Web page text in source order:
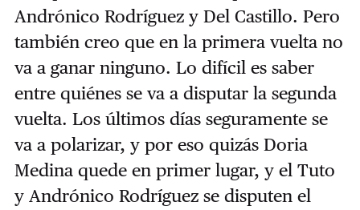
Andrónico Rodríguez y Del Castillo. Pero
también creo que en la primera vuelta no
va a ganar ninguno. Lo difícil es saber
entre quiénes se va a disputar la segunda
vuelta. Los últimos días seguramente se
va a polarizar, y por eso quizás Doria
Medina quede en primer lugar, y el Tuto
y Andrónico Rodríguez se disputen el